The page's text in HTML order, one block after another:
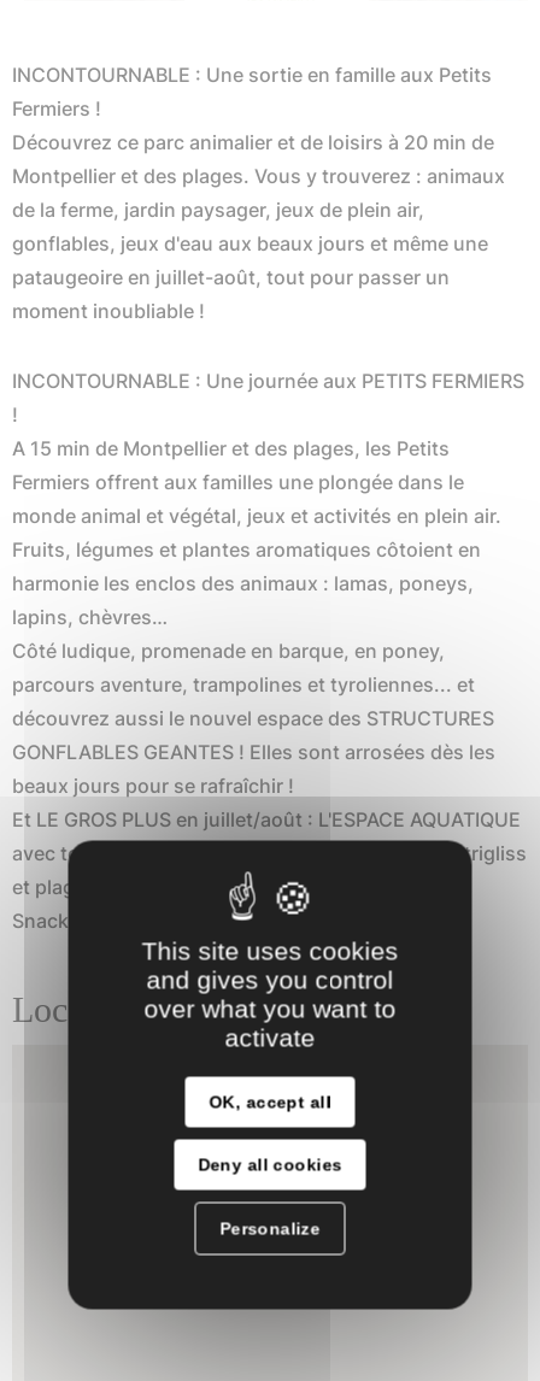
INCONTOURNABLE : Une sortie en famille aux Petits
Fermiers !
Découvrez ce parc animalier et de loisirs à 20 min de
Montpellier et des plages. Vous y trouverez : animaux
de la ferme, jardin paysager, jeux de plein air,
gonflables, jeux d'eau aux beaux jours et même une
pataugeoire en juillet-août, tout pour passer un
moment inoubliable !
INCONTOURNABLE : Une journée aux PETITS FERMIERS
!
A 15 min de Montpellier et des plages, les Petits
Fermiers offrent aux familles une plongée dans le
monde animal et végétal, jeux et activités en plein air.
Fruits, légumes et plantes aromatiques côtoient en
harmonie les enclos des animaux : lamas, poneys,
lapins, chèvres…
Côté ludique, promenade en barque, en poney,
parcours aventure, trampolines et tyroliennes... et
découvrez aussi le nouvel espace des STRUCTURES
GONFLABLES GEANTES ! Elles sont arrosées dès les
beaux jours pour se rafraîchir !
Et LE GROS PLUS en juillet/août : L'ESPACE AQUATIQUE
avec toboggans en eau, grande pataugeoire, ventrigliss
et plage ombragée.
Snack ouvert toute la journée.
Localisation
This site uses cookies
and gives you control
over what you want to
activate
OK, accept all
Deny all cookies
Personalize